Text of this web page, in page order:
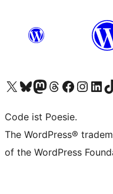
Unser X-Konto (früher Twitter) besuchen
Unser Bluesky-Konto besuchen
Unser Mastodon-Konto besuchen
Unser Threads-Konto besuchen
Unsere Facebook-Seite
UnserUnser
Code ist Poesie.
The WordPress®
of the WordPress